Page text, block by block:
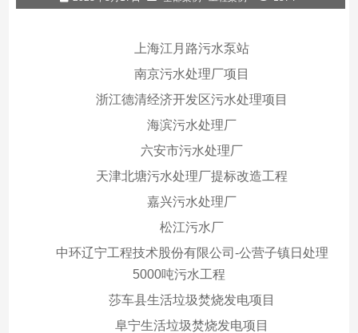
上海江月路污水泵站
南京污水处理厂项目
浙江德清经济开发区污水处理项目
海滨污水处理厂
六安市污水处理厂
天津北塘污水处理厂提标改造工程
嘉兴污水处理厂
松江污水厂
中环辽宁工程技术股份有限公司-公营子镇日处理
5000吨污水工程
莎车县生活垃圾焚烧发电项目
阜宁生活垃圾焚烧发电项目